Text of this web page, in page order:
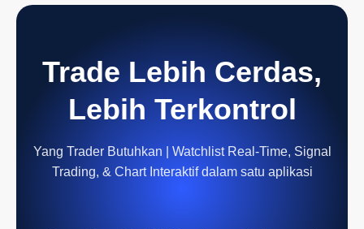
Trade Lebih Cerdas,
Lebih Terkontrol
Yang Trader Butuhkan | Watchlist Real-Time, Signal
Trading, & Chart Interaktif dalam satu aplikasi